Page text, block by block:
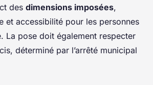
des dimensions imposées,
et accessibilité pour les personnes
La pose doit également respecter
déterminé par l’arrêté municipal